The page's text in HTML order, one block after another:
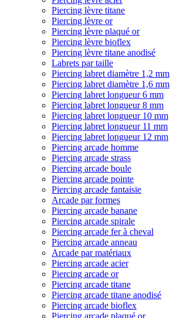
Piercing lèvre titane
Piercing lèvre or
Piercing lèvre plaqué or
Piercing lèvre bioflex
Piercing lèvre titane anodisé
Labrets par taille
Piercing labret diamètre 1,2 mm
Piercing labret diamètre 1,6 mm
Piercing labret longueur 6 mm
Piercing labret longueur 8 mm
Piercing labret longueur 10 mm
Piercing labret longueur 11 mm
Piercing labret longueur 12 mm
Piercing arcade homme
Piercing arcade strass
Piercing arcade boule
Piercing arcade pointe
Piercing arcade fantaisie
Arcade par formes
Piercing arcade banane
Piercing arcade spirale
Piercing arcade fer à cheval
Piercing arcade anneau
Arcade par matériaux
Piercing arcade acier
Piercing arcade or
Piercing arcade titane
Piercing arcade titane anodisé
Piercing arcade bioflex
Piercing arcade plaqué or